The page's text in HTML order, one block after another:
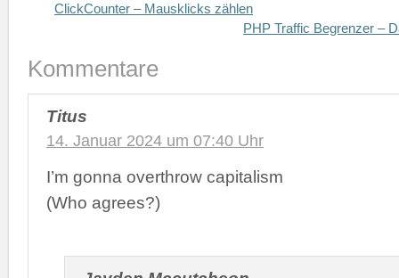
ClickCounter – Mausklicks zählen
PHP Traffic Begrenzer –
Kommentare
Titus
14. Januar 2024 um 07:40 Uhr
I’m gonna overthrow capitalism
(Who agrees?)